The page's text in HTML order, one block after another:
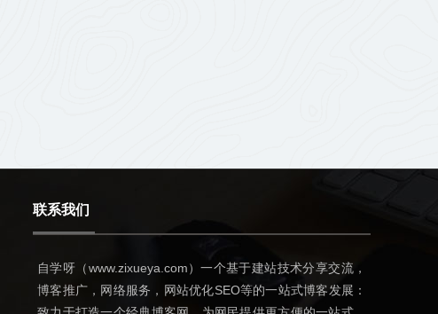
联系我们
自学呀（www.zixueya.com）一个基于建站技术分享交流，
博客推广，网络服务，网站优化SEO等的一站式博客发展：